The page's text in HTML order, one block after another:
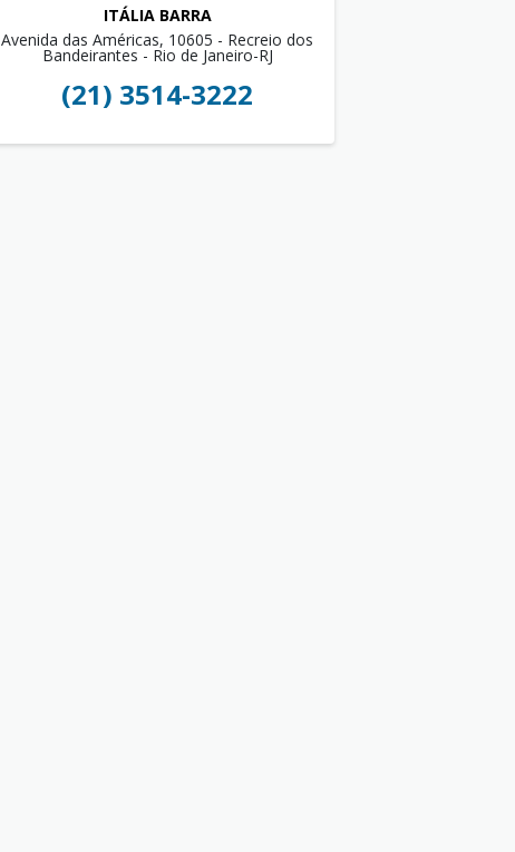
ITÁLIA BARRA
Avenida das Américas, 10605 - Recreio dos
Bandeirantes - Rio de Janeiro-RJ
(21) 3514-3222